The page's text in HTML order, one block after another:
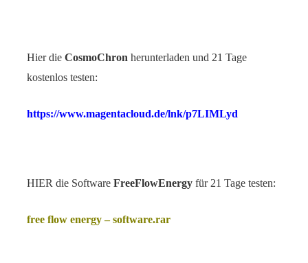
Hier die CosmoChron herunterladen und 21 Tage
kostenlos testen:
https://www.magentacloud.de/lnk/p7LIMLyd
HIER die Software FreeFlowEnergy für 21 Tage testen:
free flow energy – software.rar